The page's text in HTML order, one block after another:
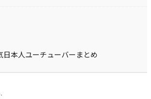
日本人ユーチューバーまとめ
·